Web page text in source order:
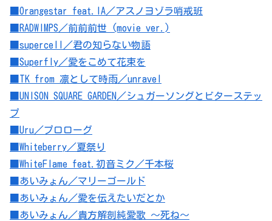
■Orangestar feat.IA／アスノヨゾラ哨戒班
■RADWIMPS／前前前世 (movie ver.)
■supercell／君の知らない物語
■Superfly／愛をこめて花束を
■TK from 凛として時雨／unravel
■UNISON SQUARE GARDEN／シュガーソングとビターステッ
プ
■Uru／プロローグ
■Whiteberry／夏祭り
■WhiteFlame feat.初音ミク／千本桜
■あいみょん／マリーゴールド
■あいみょん／愛を伝えたいだとか
■あいみょん／貴方解剖純愛歌 ～死ね～